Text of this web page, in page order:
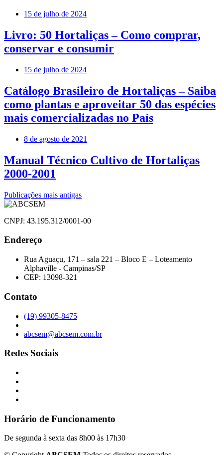
15 de julho de 2024
Livro: 50 Hortaliças – Como comprar,
conservar e consumir
15 de julho de 2024
Catálogo Brasileiro de Hortaliças – Saiba
como plantas e aproveitar 50 das espécies
mais comercializadas no País
8 de agosto de 2021
Manual Técnico Cultivo de Hortaliças
2000-2001
Navegação
por
posts
Publicações mais antigas
CNPJ: 43.195.312/0001-00
Endereço
Rua Aguaçu, 171 – sala 221 – Bloco E – Loteamento
Alphaville - Campinas/SP
CEP: 13098-321
Contato
(19) 99305-8475
abcsem@abcsem.com.br
Redes Sociais
Horário de Funcionamento
De segunda à sexta das 8h00 às 17h30